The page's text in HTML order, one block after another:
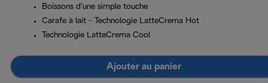
Boissons d’une simple touche
Carafe à lait - Technologie LatteCrema Hot
Technologie LatteCrema Cool
Ajouter au panier